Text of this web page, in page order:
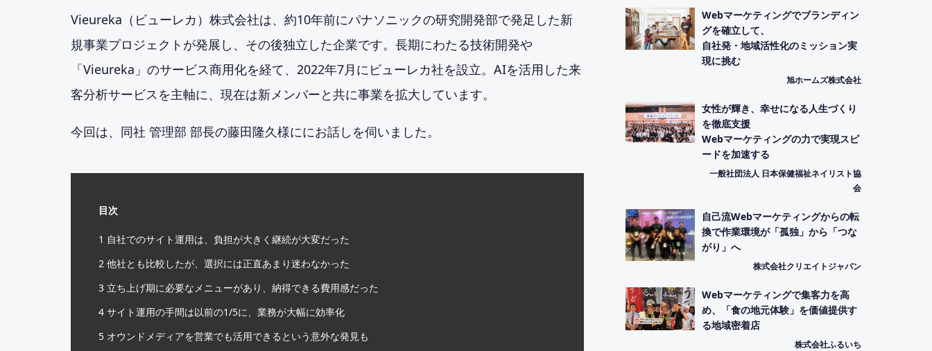
Vieureka（ビューレカ）株式会社は、約10年前にパナソニックの研究開発部で発足した新
規事業プロジェクトが発展し、その後独立した企業です。長期にわたる技術開発や
「Vieureka」のサービス商用化を経て、2022年7月にビューレカ社を設立。AIを活用した来
客分析サービスを主軸に、現在は新メンバーと共に事業を拡大しています。
今回は、同社 管理部 部長の藤田隆久様ににお話しを伺いました。
目次
1 自社でのサイト運用は、負担が大きく継続が大変だった
2 他社とも比較したが、選択には正直あまり迷わなかった
3 立ち上げ期に必要なメニューがあり、納得できる費用感だった
4 サイト運用の手間は以前の1/5に、業務が大幅に効率化
5 オウンドメディアを営業でも活用できるという意外な発見も
Webマーケティングでブランディン
グを確立して、
自社発・地域活性化のミッション実
現に挑む
旭ホームズ株式会社
女性が輝き、幸せになる人生づくり
を徹底支援
Webマーケティングの力で実現スピ
ードを加速する
一般社団法人 日本保健福祉ネイリスト協
会
自己流Webマーケティングからの転
換で作業環境が「孤独」から「つな
がり」へ
株式会社クリエイトジャパン
Webマーケティングで集客力を高
め、「食の地元体験」を価値提供す
る地域密着店
株式会社ふるいち